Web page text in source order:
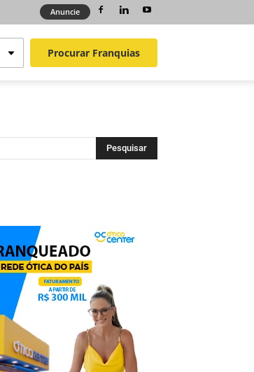
Anuncie
Procurar Franquias